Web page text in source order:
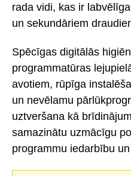
rada vidi, kas ir
un sekundāriem
Spēcīgas digitālās
programmatūras
avotiem, rūpīga
un nevēlamu
uztveršana kā
samazinātu uzmācīgu
programmu iedarbību